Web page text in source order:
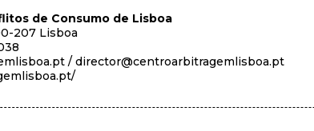
de Consumo de Lisboa
207 Lisboa
/ director@centroarbitragemlisboa.pt